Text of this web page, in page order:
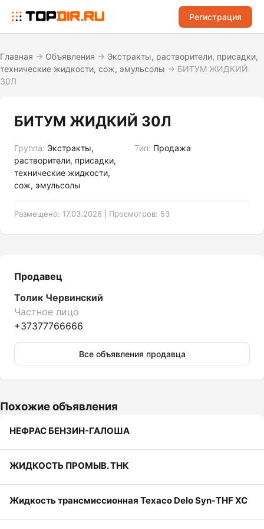
Регистрация
Главная → Объявления → Экстракты, растворители, присадки,
технические жидкости, сож, эмульсолы → БИТУМ ЖИДКИЙ
30Л
БИТУМ ЖИДКИЙ 30Л
Группа: Экстракты,
растворители, присадки,
технические жидкости,
сож, эмульсолы
Тип: Продажа
Размещено: 17.03.2026 | Просмотров: 53
Продавец
Толик Червинский
Частное лицо
+37377766666
Все объявления продавца
Похожие объявления
НЕФРАС БЕНЗИН-ГАЛОША
ЖИДКОСТЬ ПРОМЫВ. ТНК
Жидкость трансмиссионная Texaco Delo Syn-THF XC